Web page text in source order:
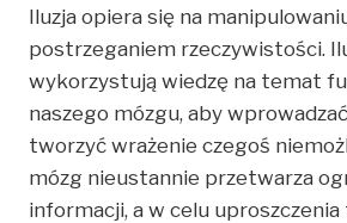
Iluzja opiera się na
postrzeganiem rzeczywistości.
wykorzystują wiedzę na temat
naszego mózgu, aby
tworzyć wrażenie czegoś
mózg nieustannie przetwarza
informacji, a w celu